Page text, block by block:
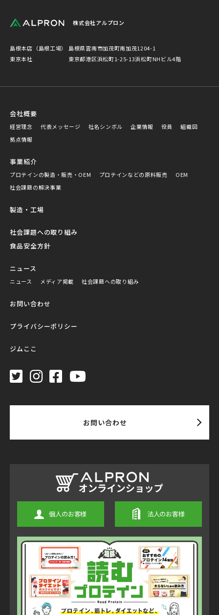
株式会社アルプロン
島根本店（島根工場）
島根県雲南市加茂町南加茂1204-1
東京本社
東京都港区浜松町1-25-13浜松町NHビル4階
会社概要
経営理念 代表メッセージ 社名シンボル 企業情報 役員
組織図
拠点情報
事業紹介
プロテインの製造・販売・OEM プロテインなどの原料販売
OEM
社会課題の解決事業
製造・工場
社会課題への取り組み
食品安全方針
ニュース
ニュース メディア掲載 社会課題への取り組み
お問い合わせ
プライバシーポリシー
ジムここ
お問い合わせ
個人のお客様 法人のお客様